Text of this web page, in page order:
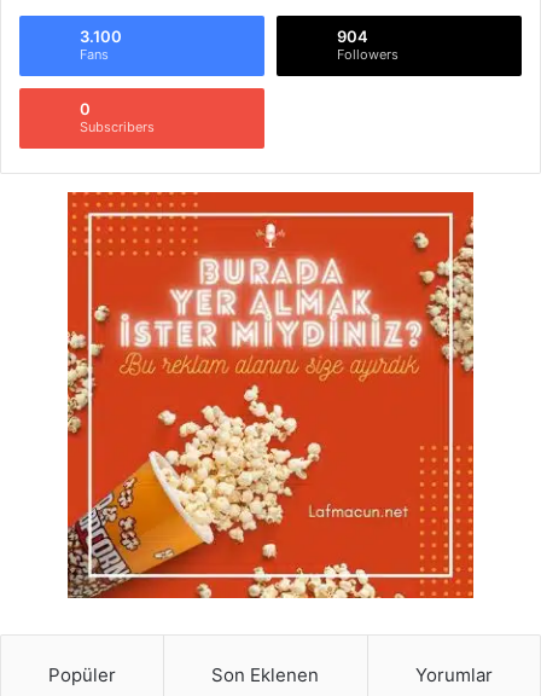
3.100
Fans
904
Followers
0
Subscribers
Popüler Son Eklenen Yorumlar